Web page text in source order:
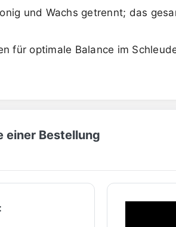
und Wachs getrennt; das
für optimale Balance im
einer Bestellung